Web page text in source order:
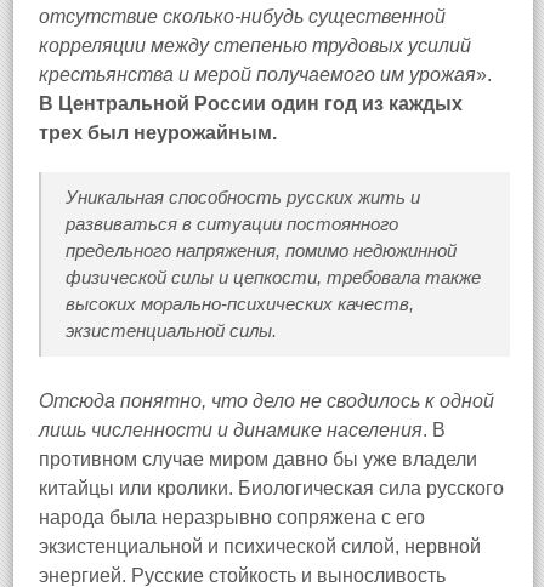
отсутствие сколько-нибудь существенной
корреляции между степенью трудовых усилий
крестьянства и мерой получаемого им урожая».
В Центральной России один год из каждых
трех был неурожайным.
Уникальная способность русских жить и
развиваться в ситуации постоянного
предельного напряжения, помимо недюжинной
физической силы и цепкости, требовала также
высоких морально-психических качеств,
экзистенциальной силы.
Отсюда понятно, что дело не сводилось к одной
лишь численности и динамике населения. В
противном случае миром давно бы уже владели
китайцы или кролики. Биологическая сила русского
народа была неразрывно сопряжена с его
экзистенциальной и психической силой, нервной
энергией. Русские стойкость и выносливость